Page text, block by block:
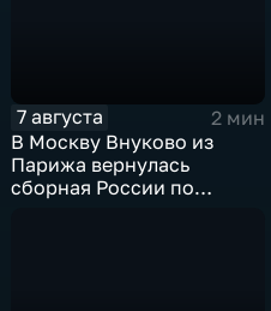
7 августа
2 мин
В Москву Внуково из
Парижа вернулась
сборная России по